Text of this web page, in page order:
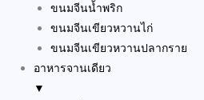
ขนมจีนน้ำพริก
ขนมจีนเขียวหวานไก่
ขนมจีนเขียวหวานปลากราย
อาหารจานเดียว
▼